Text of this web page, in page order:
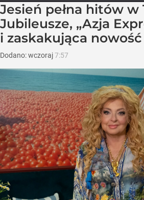
Jesień pełna hitów w
Jubileusze, „Azja
i zaskakująca nowość
Dodano:wczoraj7:57